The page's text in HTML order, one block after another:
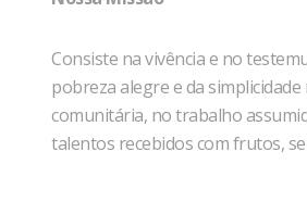
Consiste na vivência e no
pobreza alegre e da
comunitária, no trabalho
talentos recebidos com frutos,